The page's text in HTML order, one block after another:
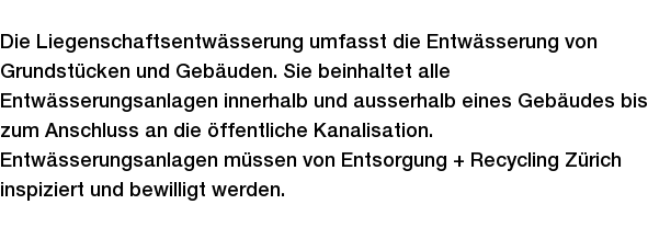
Die Liegenschaftsentwässerung umfasst die Entwässerung von
Grundstücken und Gebäuden. Sie beinhaltet alle
Entwässerungsanlagen innerhalb und ausserhalb eines Gebäudes bis
zum Anschluss an die öffentliche Kanalisation.
Entwässerungsanlagen müssen von Entsorgung + Recycling Zürich
inspiziert und bewilligt werden.